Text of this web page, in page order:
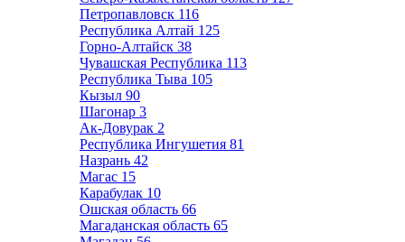
Петропавловск 116
Республика Алтай 125
Горно-Алтайск 38
Чувашская Республика 113
Республика Тыва 105
Кызыл 90
Шагонар 3
Ак-Довурак 2
Республика Ингушетия 81
Назрань 42
Магас 15
Карабулак 10
Ошская область 66
Магаданская область 65